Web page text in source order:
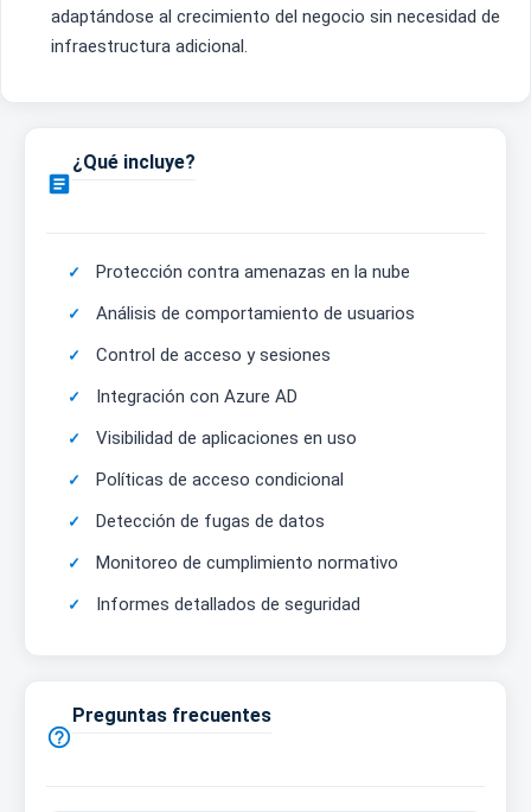
adaptándose al crecimiento del negocio sin necesidad de
infraestructura adicional.

¿Qué incluye?
Protección contra amenazas en la nube
Análisis de comportamiento de usuarios
Control de acceso y sesiones
Integración con Azure AD
Visibilidad de aplicaciones en uso
Políticas de acceso condicional
Detección de fugas de datos
Monitoreo de cumplimiento normativo
Informes detallados de seguridad

Preguntas frecuentes